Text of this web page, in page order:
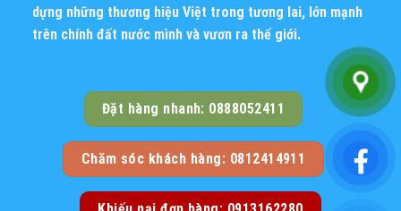
dựng những thương hiệu Việt trong tương lai, lớn mạnh
trên chính đất nước mình và vươn ra thế giới.
Đặt hàng nhanh: 0888052411
Chăm sóc khách hàng: 0812414911